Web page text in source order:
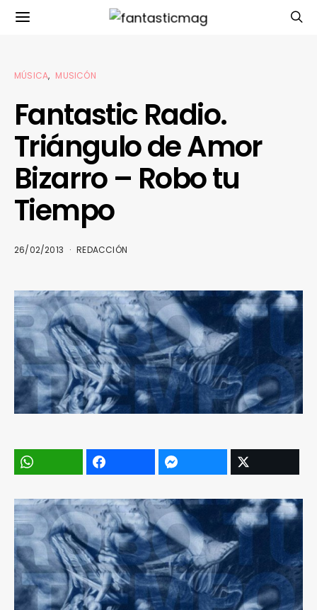
MÚSICA MUSICÓN
Fantastic Radio.
Triángulo de Amor
Bizarro – Robo tu
Tiempo
26/02/2013 REDACCIÓN